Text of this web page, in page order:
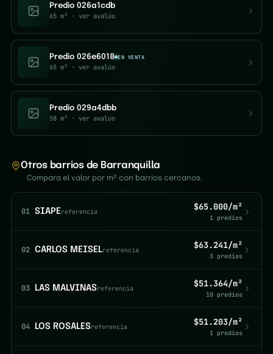
Predio 026a1cdb
65 m² · ver avalúo
Predio 026e6018 EN VENTA
65 m² · ver avalúo
Predio 029a4dbb
58 m² · ver avalúo
Otros barrios de Barranquilla
Compara el valor por m² con barrios cercanos.
01 SIAPEreferencia $65.000/m²
1 predios
02 CARLOS MEISELreferencia $63.241/m²
3 predios
03 LAS MALVINASreferencia $51.364/m²
10 predios
04 LOS ROSALESreferencia $51.203/m²
1 predios